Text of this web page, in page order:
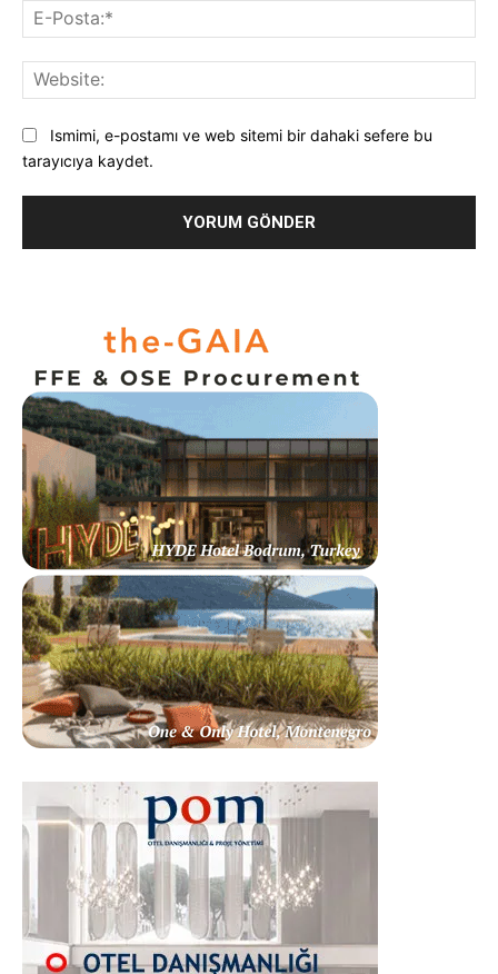
Ismimi, e-postamı ve web sitemi bir dahaki sefere bu
tarayıcıya kaydet.